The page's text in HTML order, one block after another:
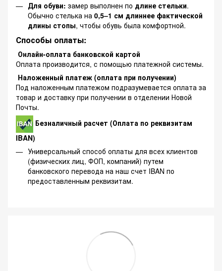
Для обуви: замер выполнен по длине стельки.
Обычно стелька на 0,5–1 см длиннее фактической
длины стопы, чтобы обувь была комфортной.
Способы оплаты:
Онлайн-оплата банковской картой
Оплата производится, с помощью платежной системы.
Наложенный платеж (оплата при получении)
Под наложенным платежом подразумевается оплата за
товар и доставку при получении в отделении Новой
Почты.
Безналичный расчет (Оплата по реквизитам
IBAN)
Универсальный способ оплаты для всех клиентов
(физических лиц, ФОП, компаний) путем
банковского перевода на наш счет IBAN по
предоставленным реквизитам.